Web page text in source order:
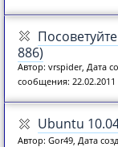
886)
Автор: vrspider, Дата
сообщения: 22.02.2011
Ubuntu
Автор: Gor49, Дата